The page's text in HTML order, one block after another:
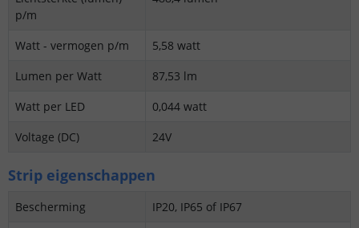
p/m
Watt - vermogen p/m
5,58 watt
Lumen per Watt
87,53 lm
Watt per LED
0,044 watt
Voltage (DC)
24V
Strip eigenschappen
Bescherming
IP20, IP65 of IP67